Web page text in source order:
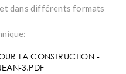
dans différents formats
LA CONSTRUCTION -
3.PDF